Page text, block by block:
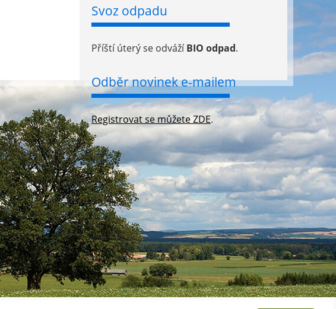
Svoz odpadu
Příští úterý se odvážíBIO odpad.
Odběr novinek e-mailem
Registrovat se můžete ZDE.